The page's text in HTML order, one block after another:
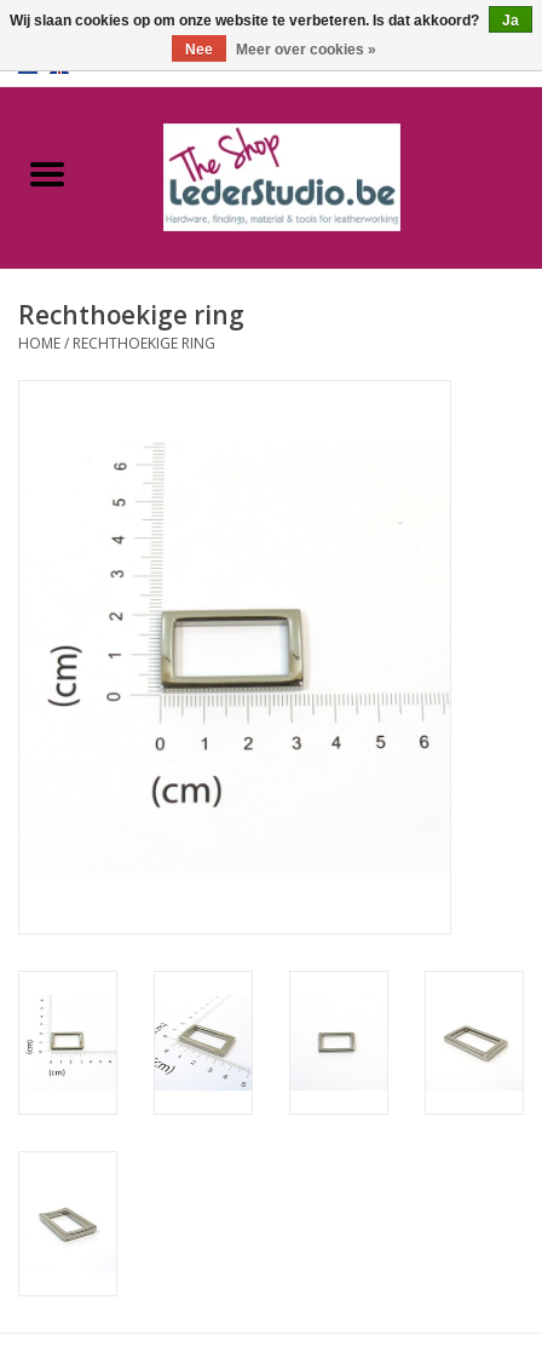
Catalogus
FAQ
Rechthoekige ring
HOME/ RECHTHOEKIGE RING
Wij slaan cookies op om onze website te verbeteren. Is dat akkoord?
Ja
Nee
Meer over cookies »